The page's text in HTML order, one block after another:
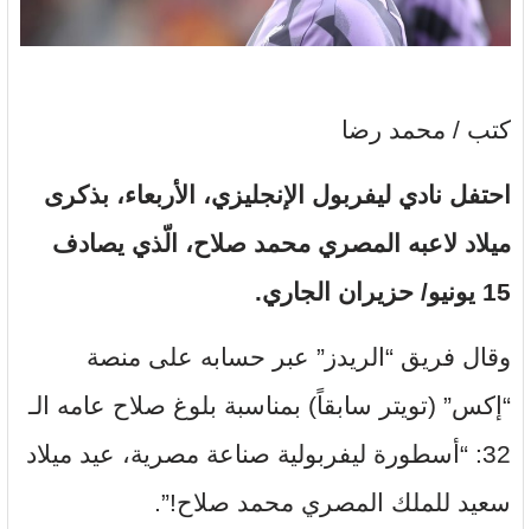
كتب / محمد رضا
احتفل نادي ليفربول الإنجليزي، الأربعاء، بذكرى
ميلاد لاعبه المصري محمد صلاح، الّذي يصادف
15 يونيو/ حزيران الجاري.
وقال فريق “الريدز” عبر حسابه على منصة
“إكس” (تويتر سابقاً) بمناسبة بلوغ صلاح عامه الـ
32: “أسطورة ليفربولية صناعة مصرية، عيد ميلاد
سعيد للملك المصري محمد صلاح!”.